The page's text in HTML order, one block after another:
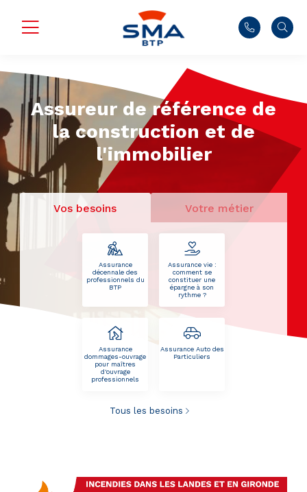
Assureur de référence de
la construction et de
l'immobilier
Vos besoins Votre métier
Assurance
décennale des
professionnels du
BTP
Assurance vie :
comment se
constituer une
épargne à son
rythme ?
Assurance
dommages-ouvrage
pour maîtres
d'ouvrage
professionnels
Assurance Auto des
Particuliers
Tous les besoins